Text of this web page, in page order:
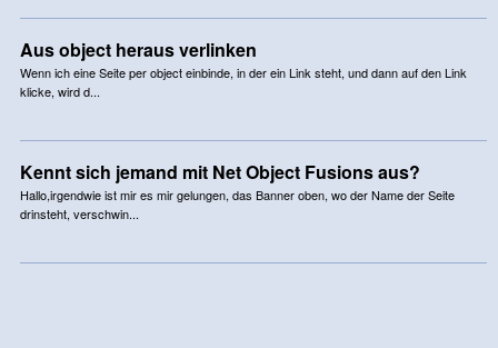
Aus object heraus verlinken
Wenn ich eine Seite per object einbinde, in der ein Link steht, und dann auf den Link
klicke, wird d...
Kennt sich jemand mit Net Object Fusions aus?
Hallo,irgendwie ist mir es mir gelungen, das Banner oben, wo der Name der Seite
drinsteht, verschwin...